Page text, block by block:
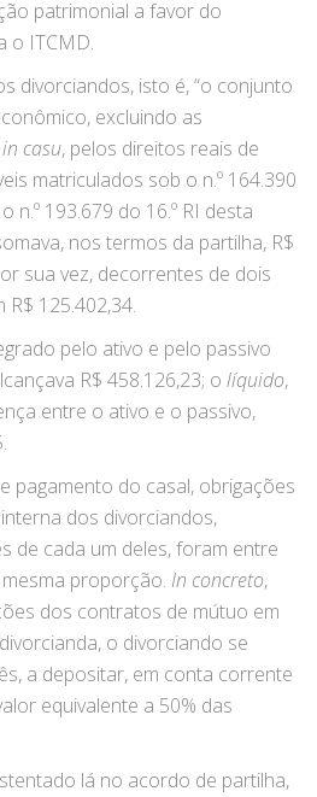
patrimonial a favor do
o ITCMD.
divorciandos, isto é, “o conjunto
excluindo as
in casu, pelos direitos reais de
matriculados sob o n.º 164.390
n.º 193.679 do 16.º RI desta
nos termos da partilha, R$
sua vez, decorrentes de dois
125.402,34.
pelo ativo e pelo passivo
R$ 458.126,23; o líquido,
entre o ativo e o passivo,
pagamento do casal, obrigações
dos divorciandos,
de cada um deles, foram entre
proporção. In concreto,
dos contratos de mútuo em
o divorciando se
a depositar, em conta corrente
equivalente a 50% das
lá no acordo de partilha,